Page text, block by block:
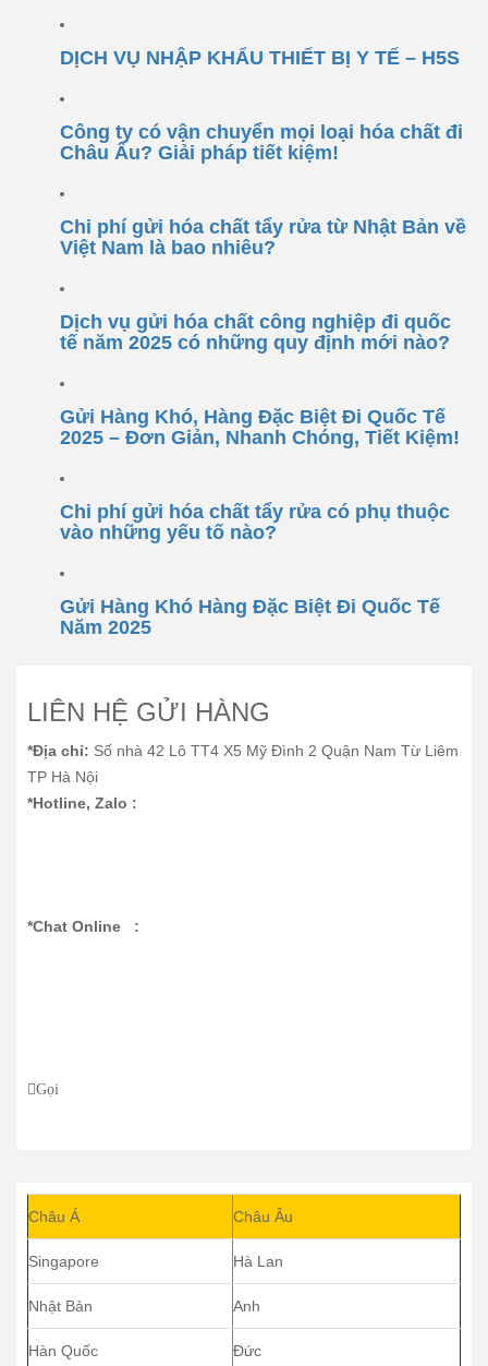
DỊCH VỤ NHẬP KHẨU THIẾT BỊ Y TẾ – H5S
Công ty có vận chuyển mọi loại hóa chất đi
Châu Âu? Giải pháp tiết kiệm!
Chi phí gửi hóa chất tẩy rửa từ Nhật Bản về
Việt Nam là bao nhiêu?
Dịch vụ gửi hóa chất công nghiệp đi quốc
tế năm 2025 có những quy định mới nào?
Gửi Hàng Khó, Hàng Đặc Biệt Đi Quốc Tế
2025 – Đơn Giản, Nhanh Chóng, Tiết Kiệm!
Chi phí gửi hóa chất tẩy rửa có phụ thuộc
vào những yếu tố nào?
Gửi Hàng Khó Hàng Đặc Biệt Đi Quốc Tế
Năm 2025
LIÊN HỆ GỬI HÀNG
*Địa chỉ: Số nhà 42 Lô TT4 X5 Mỹ Đình 2 Quận Nam Từ Liêm
TP Hà Nội
*Hotline, Zalo :
*Chat Online :
Gọi
Châu Á Châu Âu
Singapore Hà Lan
Nhật Bản Anh
Hàn Quốc Đức